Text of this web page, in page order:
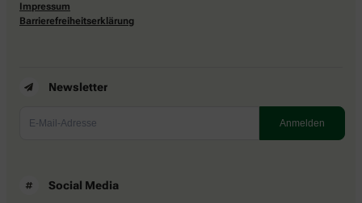
Impressum
Barrierefreiheitserklärung
Newsletter
Social Media